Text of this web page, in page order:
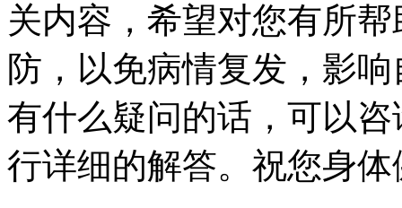
关内容，希望对您有所
防，以免病情复发，影
有什么疑问的话，可以
行详细的解答。祝您身体